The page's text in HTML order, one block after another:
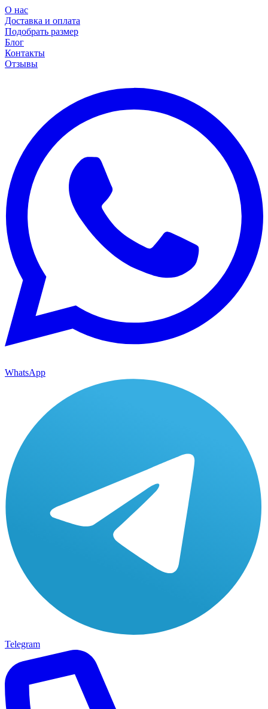
О нас
Доставка и оплата
Подобрать размер
Блог
Контакты
Отзывы
WhatsApp
Telegram